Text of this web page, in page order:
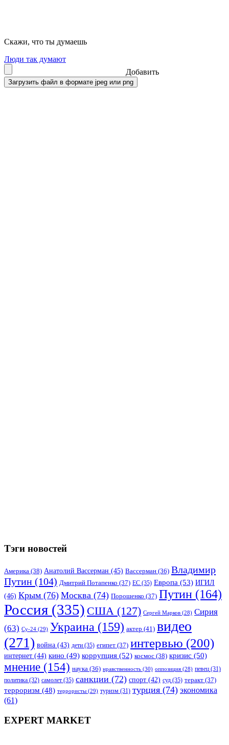
Скажи, что ты думаешь
Люди так думают
Добавить
Тэги новостей
Америка (38) Анатолий Вассерман (45) Вассерман (36) Владимир
Путин (104) Дмитрий Потапенко (37) ЕС (35) Европа (53) ИГИЛ
(46) Крым (76) Москва (74) Порошенко (37) Путин (164)
Россия (335) США (127) Сергей Марков (28) Сирия
(63) Су-24 (29) Украина (159) актер (41) видео
(271) война (43) дети (35) египет (37) интервью (200)
интернет (44) кино (49) коррупция (52) космос (38) кризис (50)
мнение (154) наука (36) нравственность (30) оппозиция (28) певец (31)
политика (32) самолет (35) санкции (72) спорт (42) суд (35) теракт (37)
терроризм (48) террористы (29) туризм (31) турция (74) экономика
(61)
EXPERT MARKET